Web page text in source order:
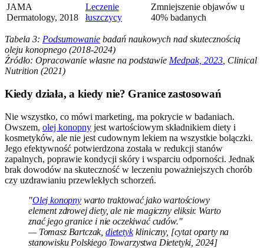
JAMA
Dermatology, 2018
Leczenie
łuszczycy
Zmniejszenie objawów u
40% badanych
Tabela 3: Podsumowanie badań naukowych nad skutecznością
oleju konopnego (2018-2024)
Źródło: Opracowanie własne na podstawie Medpak, 2023 , Clinical
Nutrition (2021)
Kiedy działa, a kiedy nie? Granice zastosowań
Nie wszystko, co mówi marketing, ma pokrycie w badaniach.
Owszem, olej konopny jest wartościowym składnikiem diety i
kosmetyków, ale nie jest cudownym lekiem na wszystkie bolączki.
Jego efektywność potwierdzona została w redukcji stanów
zapalnych, poprawie kondycji skóry i wsparciu odporności. Jednak
brak dowodów na skuteczność w leczeniu poważniejszych chorób
czy uzdrawianiu przewlekłych schorzeń.
"Olej konopnywarto traktować jako wartościowy
element zdrowej diety, ale nie magiczny eliksir. Warto
znać jego granice i nie oczekiwać cudów."
— Tomasz Bartczak, dietetykkliniczny, [cytat oparty na
stanowisku Polskiego Towarzystwa Dietetyki, 2024]